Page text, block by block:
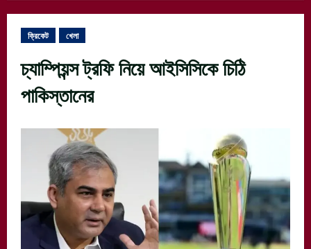
ক্রিকেট খেলা
চ্যাম্পিয়ন্স ট্রফি নিয়ে আইসিসিকে চিঠি
পাকিস্তানের